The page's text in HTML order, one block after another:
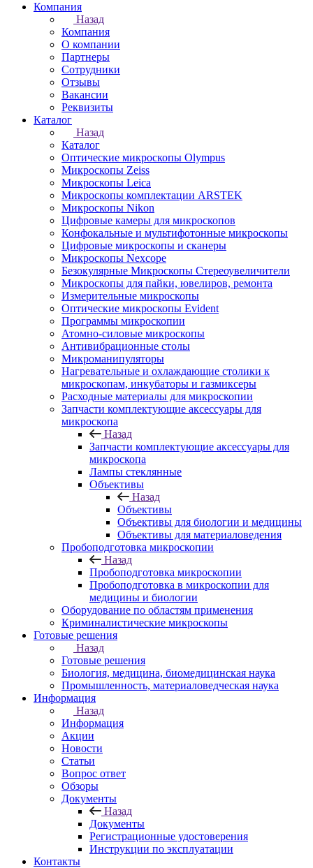
Компания
Назад
Компания
О компании
Партнеры
Сотрудники
Отзывы
Вакансии
Реквизиты
Каталог
Назад
Каталог
Оптические микроскопы Olympus
Микроскопы Zeiss
Микроскопы Leica
Микроскопы комплектации ARSTEK
Микроскопы Nikon
Цифровые камеры для микроскопов
Конфокальные и мультифотонные микроскопы
Цифровые микроскопы и сканеры
Микроскопы Nexcope
Безокулярные Микроскопы Стереоувеличители
Микроскопы для пайки, ювелиров, ремонта
Измерительные микроскопы
Оптические микроскопы Evident
Программы микроскопии
Атомно-силовые микроскопы
Антивибрационные столы
Микроманипуляторы
Нагревательные и охлаждающие столики к
микроскопам, инкубаторы и газмиксеры
Расходные материалы для микроскопии
Запчасти комплектующие аксессуары для
микроскопа
Назад
Запчасти комплектующие аксессуары для
микроскопа
Лампы стеклянные
Объективы
Назад
Объективы
Объективы для биологии и медицины
Объективы для материаловедения
Пробоподготовка микроскопии
Назад
Пробоподготовка микроскопии
Пробоподготовка в микроскопии для
медицины и биологии
Оборудование по областям применения
Криминалистические микроскопы
Готовые решения
Назад
Готовые решения
Биология, медицина, биомедицинская наука
Промышленность, материаловедческая наука
Информация
Назад
Информация
Акции
Новости
Статьи
Вопрос ответ
Обзоры
Документы
Назад
Документы
Регистрационные удостоверения
Инструкции по эксплуатации
Контакты